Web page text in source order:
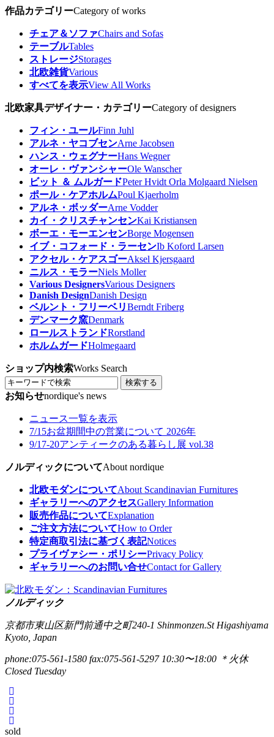
作品カテゴリーCategory of works
チェア＆ソファChairs and Sofas
テーブルTables
ストレージStorages
北欧雑貨Various
すべてを表示View All Works
北欧家具デザイナー・カテゴリーCategory of designers
フィン・ユールFinn Juhl
アルネ・ヤコブセンArne Jacobsen
ハンス・ウェグナーHans Wegner
オーレ・ヴァンシャーOle Wanscher
ビット ＆ ムルガードPeter Hvidt Orla Molgaard Nielsen
ポール・ケアホルムPoul Kjaerholm
アルネ・ボッダーArne Vodder
カイ・クリスチャンセンKai Kristiansen
ボーエ・モーエンセンBorge Mogensen
イブ・コフォード・ラーセンIb Koford Larsen
アクセル・ケアスゴーAksel Kjersgaard
ニルス・モラーNiels Moller
Various DesignersVarious Designers
Danish DesignDanish Design
ベルント・フリーベリBerndt Friberg
デンマーク窯Denmark
ロールストランドRorstland
ホルムガードHolmegaard
ショップ内検索Works Search
検索する
お知らせnordique's news
ニュース一覧を表示
7/15お盆期間中の営業について 2026年
9/17-20アンティークのある暮らし展 vol.38
ノルディックについてAbout nordique
北欧モダンについてAbout Scandinavian Furnitures
ギャラリーへのアクセスGallery Information
販売作品についてExplanation
ご注文方法についてHow to Order
特定商取引法に基づく表記Notices
プライヴァシー・ポリシーPrivacy Policy
ギャラリーへのお問い合せContact for Gallery
ノルディック
京都市東山区新門前通中之町240-1 Shinmonzen.St Higashiyama
Kyoto, Japan
phone:075-561-1580 fax:075-561-5297 10:30〜18:00 ＊火休
Closed Tuesday
sold